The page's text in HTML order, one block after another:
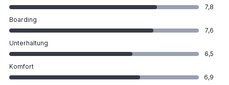
7,8
Boarding
7,6
Unterhaltung
6,5
Komfort
6,9